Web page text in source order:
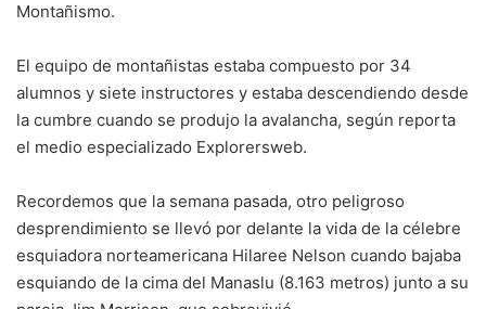
Montañismo.
El equipo de montañistas estaba compuesto por 34
alumnos y siete instructores y estaba descendiendo desde
la cumbre cuando se produjo la avalancha, según reporta
el medio especializado Explorersweb.
Recordemos que la semana pasada, otro peligroso
desprendimiento se llevó por delante la vida de la célebre
esquiadora norteamericana Hilaree Nelson cuando bajaba
esquiando de la cima del Manaslu (8.163 metros) junto a su